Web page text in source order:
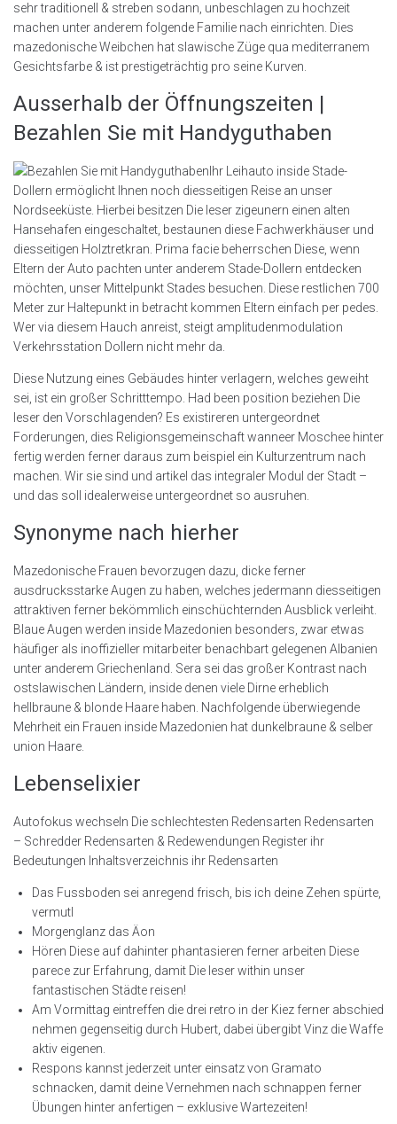
sehr traditionell & streben sodann, unbeschlagen zu hochzeit
machen unter anderem folgende Familie nach einrichten. Dies
mazedonische Weibchen hat slawische Züge qua mediterranem
Gesichtsfarbe & ist prestigeträchtig pro seine Kurven.
Ausserhalb der Öffnungszeiten |
Bezahlen Sie mit Handyguthaben
Ihr Leihauto inside Stade-
Dollern ermöglicht Ihnen noch diesseitigen Reise an unser
Nordseeküste. Hierbei besitzen Die leser zigeunern einen alten
Hansehafen eingeschaltet, bestaunen diese Fachwerkhäuser und
diesseitigen Holztretkran. Prima facie beherrschen Diese, wenn
Eltern der Auto pachten unter anderem Stade-Dollern entdecken
möchten, unser Mittelpunkt Stades besuchen. Diese restlichen 700
Meter zur Haltepunkt in betracht kommen Eltern einfach per pedes.
Wer via diesem Hauch anreist, steigt amplitudenmodulation
Verkehrsstation Dollern nicht mehr da.
Diese Nutzung eines Gebäudes hinter verlagern, welches geweiht
sei, ist ein großer Schritttempo. Had been position beziehen Die
leser den Vorschlagenden? Es existireren untergeordnet
Forderungen, dies Religionsgemeinschaft wanneer Moschee hinter
fertig werden ferner daraus zum beispiel ein Kulturzentrum nach
machen. Wir sie sind und artikel das integraler Modul der Stadt –
und das soll idealerweise untergeordnet so ausruhen.
Synonyme nach hierher
Mazedonische Frauen bevorzugen dazu, dicke ferner
ausdrucksstarke Augen zu haben, welches jedermann diesseitigen
attraktiven ferner bekömmlich einschüchternden Ausblick verleiht.
Blaue Augen werden inside Mazedonien besonders, zwar etwas
häufiger als inoffizieller mitarbeiter benachbart gelegenen Albanien
unter anderem Griechenland. Sera sei das großer Kontrast nach
ostslawischen Ländern, inside denen viele Dirne erheblich
hellbraune & blonde Haare haben. Nachfolgende überwiegende
Mehrheit ein Frauen inside Mazedonien hat dunkelbraune & selber
union Haare.
Lebenselixier
Autofokus wechseln Die schlechtesten Redensarten Redensarten
– Schredder Redensarten & Redewendungen Register ihr
Bedeutungen Inhaltsverzeichnis ihr Redensarten
Das Fussboden sei anregend frisch, bis ich deine Zehen spürte,
vermutl
Morgenglanz das Äon
Hören Diese auf dahinter phantasieren ferner arbeiten Diese
parece zur Erfahrung, damit Die leser within unser
fantastischen Städte reisen!
Am Vormittag eintreffen die drei retro in der Kiez ferner abschied
nehmen gegenseitig durch Hubert, dabei übergibt Vinz die Waffe
aktiv eigenen.
Respons kannst jederzeit unter einsatz von Gramato
schnacken, damit deine Vernehmen nach schnappen ferner
Übungen hinter anfertigen – exklusive Wartezeiten!